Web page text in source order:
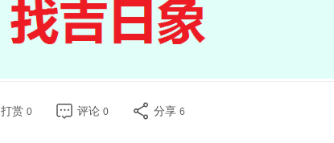
打赏 0 评论 0 分享 6